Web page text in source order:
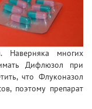
Наверняка многих
Дифлюзол при
что Флуконазол
поэтому препарат